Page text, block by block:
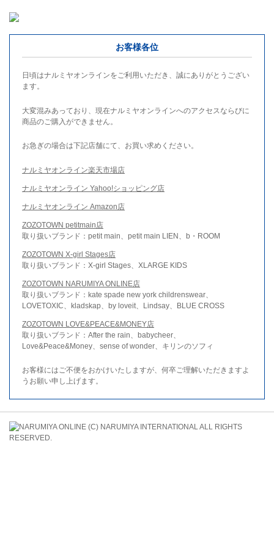
お客様各位
日頃はナルミヤオンラインをご利用いただき、誠にありがとうござい
ます。
大変混みあっており、現在ナルミヤオンラインへのアクセスならびに
商品のご購入ができません。
お急ぎの場合は下記店舗にて、お買い求めください。
ナルミヤオンライン楽天市場店
ナルミヤオンライン Yahoo!ショッピング店
ナルミヤオンライン Amazon店
ZOZOTOWN petitmain店
取り扱いブランド：petit main、petit main LIEN、b・ROOM
ZOZOTOWN X-girl Stages店
取り扱いブランド：X-girl Stages、XLARGE KIDS
ZOZOTOWN NARUMIYA ONLINE店
取り扱いブランド：kate spade new york childrenswear、
LOVETOXIC、kladskap、by loveit、Lindsay、BLUE CROSS
ZOZOTOWN LOVE&PEACE&MONEY店
取り扱いブランド：After the rain、babycheer、
Love&Peace&Money、sense of wonder、キリンのソフィ
お客様にはご不便をおかけいたしますが、何卒ご理解いただきますよ
うお願い申し上げます。